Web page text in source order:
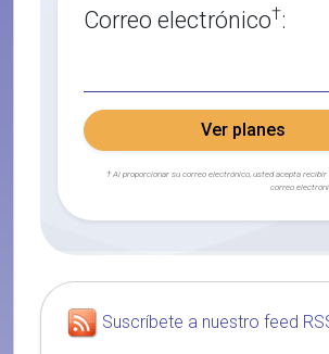
Correo electrónico†:
Ver planes
† Al proporcionar su correo electrónico, usted acepta
correo
Suscríbete a nuestro feed